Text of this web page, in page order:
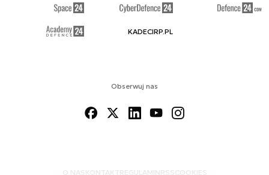
Obserwuj nas
O NAS KONTAKTREGULAMINRSS COOKIES
KADECIRP.PL